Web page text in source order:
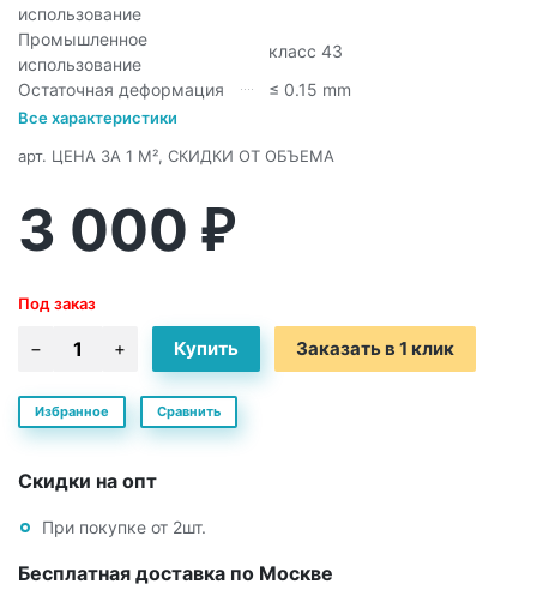
использование
Промышленное
использование
класс 43
Остаточная деформация
≤ 0.15 mm
Все характеристики
арт. ЦЕНА ЗА 1 М², СКИДКИ ОТ ОБЪЕМА
3 000 ₽
Под заказ
Заказать в 1 клик
Избранное Сравнить
Скидки на опт
При покупке от 2шт.
Бесплатная доставка по Москве